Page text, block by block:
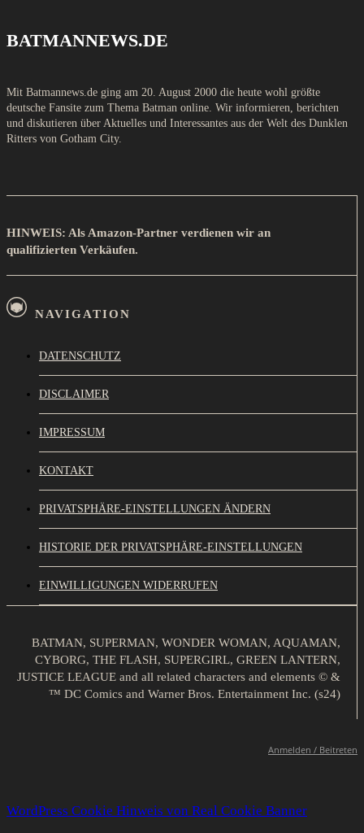
BATMANNEWS.DE
Mit Batmannews.de ging am 20. August 2000 die heute wohl größte
deutsche Fansite zum Thema Batman online. Wir informieren, berichten
und diskutieren über Aktuelles und Interessantes aus der Welt des Dunklen
Ritters von Gotham City.
HINWEIS: Als Amazon-Partner verdienen wir an
qualifizierten Verkäufen.
NAVIGATION
DATENSCHUTZ
DISCLAIMER
IMPRESSUM
KONTAKT
PRIVATSPHÄRE-EINSTELLUNGEN ÄNDERN
HISTORIE DER PRIVATSPHÄRE-EINSTELLUNGEN
EINWILLIGUNGEN WIDERRUFEN
BATMAN, SUPERMAN, WONDER WOMAN, AQUAMAN,
CYBORG, THE FLASH, SUPERGIRL, GREEN LANTERN,
JUSTICE LEAGUE and all related characters and elements © &
™ DC Comics and Warner Bros. Entertainment Inc. (s24)
Anmelden / Beitreten
WordPress Cookie Hinweis von Real Cookie Banner